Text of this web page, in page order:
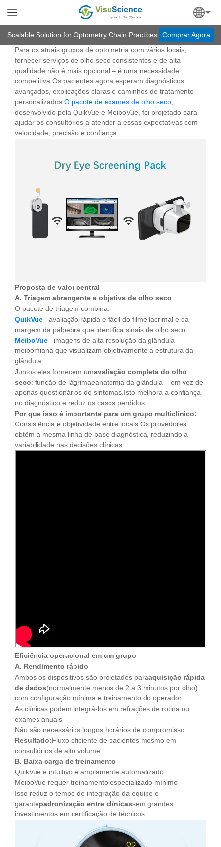
Scalable Solution for Optometry Chain Practices
Comprar Agora
Para os atuais grupos de optometria com vários locais,
fornecer serviços de olho seco consistentes e de alta
qualidade não é mais opcional – é uma necessidade
competitiva.Os pacientes agora esperam diagnósticos
avançados, explicações claras e caminhos de tratamento
personalizados. O pacote de exames de olho seco
desenvolvido pela QuikVue e MeiboVue, foi projetado para
ajudar os consultórios a atender a essas expectativas com
velocidade, precisão e confiança.
Proposta de valor central
A. Triagem abrangente e objetiva de olho seco
O pacote de triagem combina:
QuikVue– avaliação rápida e fácil do filme lacrimal e da
margem da pálpebra que identifica sinais de olho seco
MeiboVue– imagens de alta resolução da glândula
meibomiana que visualizam objetivamente a estrutura da
glândula
Juntos eles fornecem umavaliação completa do olho
seco: função de lágrimaeanatomia da glândula – em vez de
apenas questionários de sintomas.Isto melhora a confiança
no diagnóstico e reduz os casos perdidos.
Por que isso é importante para um grupo multiclínico:
Consistência e objetividade entre locais.Os provedores
obtêm a mesma linha de base diagnóstica, reduzindo a
variabilidade nas decisões clínicas.
Eficiência operacional em um grupo
A. Rendimento rápido
Ambos os dispositivos são projetados paraaquisição rápida
de dados(normalmente menos de 2 a 3 minutos por olho),
com configuração mínima e treinamento do operador.
As clínicas podem integrá-los em refrações de rotina ou
exames anuais
Não são necessários longos horários de compromisso
Resultado:Fluxo eficiente de pacientes mesmo em
consultórios de alto volume.
B. Baixa carga de treinamento
QuikVue é intuitivo e amplamente automatizado
MeiboVue requer treinamento especializado mínimo
Isso reduz o tempo de integração da equipe e
garantepadronização entre clínicassem grandes
investimentos em certificação de técnicos.